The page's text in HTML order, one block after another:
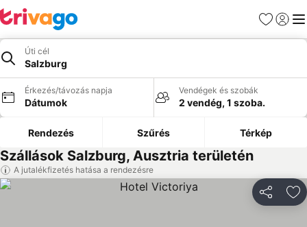
Kedvencek
Úti cél
Salzburg
Érkezés/távozás napja
Dátumok
Vendégek és szobák
2 vendég, 1 szoba.
Rendezés Szűrés Térkép
Szállások Salzburg, Ausztria területén
A jutalékfizetés hatása a rendezésre